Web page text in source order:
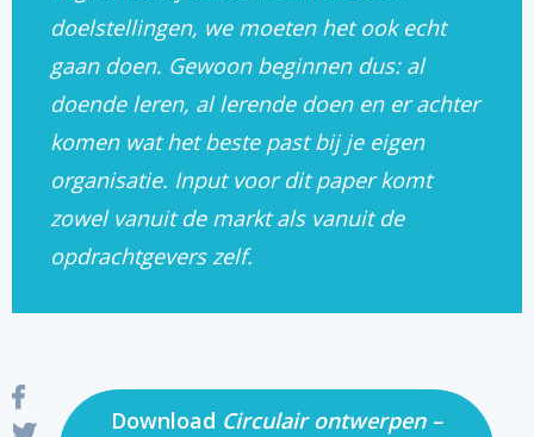
doelstellingen, we moeten het ook echt
gaan doen. Gewoon beginnen dus: al
doende leren, al lerende doen en er achter
komen wat het beste past bij je eigen
organisatie. Input voor dit paper komt
zowel vanuit de markt als vanuit de
opdrachtgevers zelf.
Download Circulair ontwerpen –